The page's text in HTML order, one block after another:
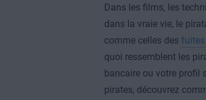
Dans les films, les
dans la vraie vie, le
comme celles des fuites
quoi ressemblent les
bancaire ou votre profil
pirates, découvrez